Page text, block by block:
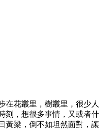
在花叢里，樹叢里，很少人
刻，想很多事情，又或者什
黃梁，倒不如坦然面對，讓